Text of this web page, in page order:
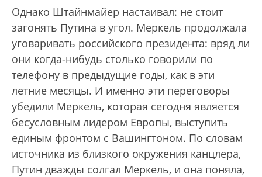
Однако Штайнмайер настаивал: не стоит
загонять Путина в угол. Меркель продолжала
уговаривать российского президента: вряд ли
они когда-нибудь столько говорили по
телефону в предыдущие годы, как в эти
летние месяцы. И именно эти переговоры
убедили Меркель, которая сегодня является
бесусловным лидером Европы, выступить
единым фронтом с Вашингтоном. По словам
источника из близкого окружения канцлера,
Путин дважды солгал Меркель, и она поняла,